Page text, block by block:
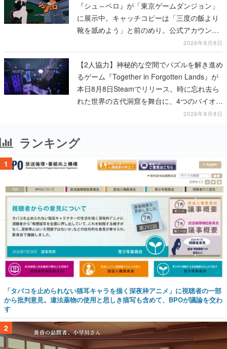
『シュ～ペロ』が「東京ゲームダンジョン」
に展示中。キャッチコピーは「三度の飯より
靴を舐めよう」と前のめり。公式アカウント
も開設され、2026年リリースに向けて開発中
2026年8月8日
【2人協力】神秘的な空間でパズルを解き進め
るゲーム『Together in Forgotten Lands』が
本日8月8日Steamでリリース。時に忘れ去ら
れた世界の古代洞窟を舞台に、4つのバイオー
2026年8月8日
ランキング
1
「タバコを止められない猫耳キャラを描く深夜枠アニメ」に視聴者の一部
から批判意見。違法薬物の使用と思しき描写も含めて、BPOが議論を交わ
す
2